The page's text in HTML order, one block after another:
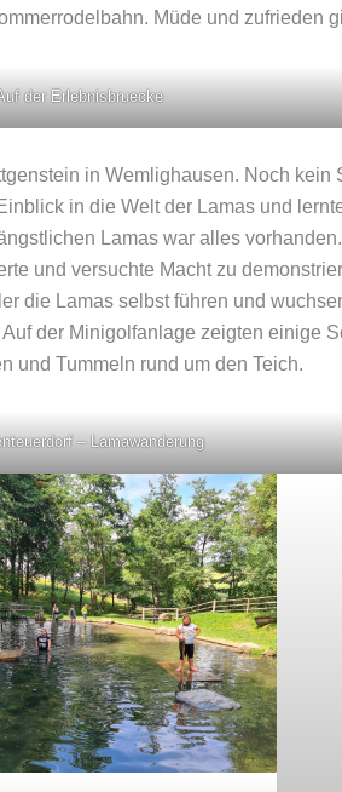
Müde und zufrieden
der Erlebnisbruecke
in Wemlighausen. Noch kein
in die Welt der Lamas und
Lamas war alles
und versuchte Macht zu
die Lamas selbst führen und
der Minigolfanlage zeigten einige
und Tummeln rund um den Teich.
– Lamawanderung